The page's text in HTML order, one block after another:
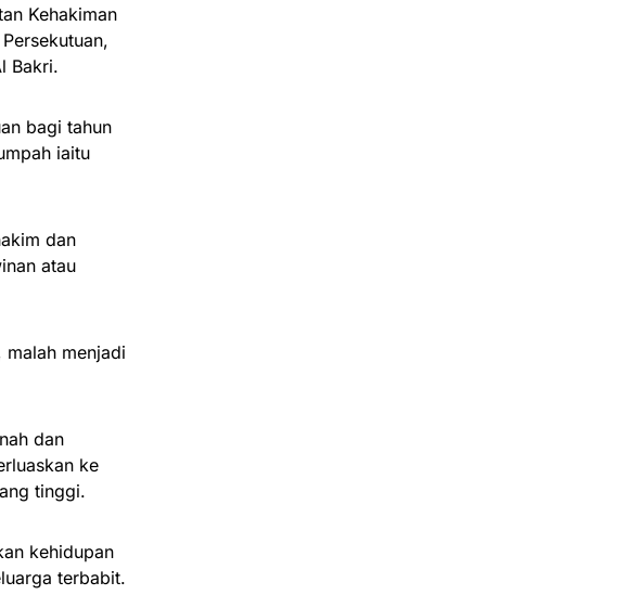
Kehakiman
Bakri.
bagi tahun
iaitu
dan
atau
malah menjadi
dan
ke
tinggi.
kehidupan
terbabit.